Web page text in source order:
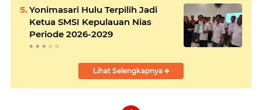
Yonimasari Hulu Terpilih Jadi
Ketua SMSI Kepulauan Nias
Periode 2026-2029
Lihat Selengkapnya